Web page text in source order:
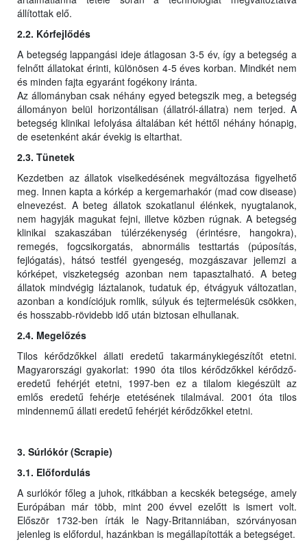
állítottak elő.
2.2. Kórfejlődés
A betegség lappangási ideje átlagosan 3-5 év, így a betegség a
felnőtt állatokat érinti, különösen 4-5 éves korban. Mindkét nem
és minden fajta egyaránt fogékony iránta.
Az állományban csak néhány egyed betegszik meg, a betegség
állományon belül horizontálisan (állatról-állatra) nem terjed. A
betegség klinikai lefolyása általában két héttől néhány hónapig,
de esetenként akár évekig is eltarthat.
2.3. Tünetek
Kezdetben az állatok viselkedésének megváltozása figyelhető
meg. Innen kapta a kórkép a kergemarhakór (mad cow disease)
elnevezést. A beteg állatok szokatlanul élénkek, nyugtalanok,
nem hagyják magukat fejni, illetve közben rúgnak. A betegség
klinikai szakaszában túlérzékenység (érintésre, hangokra),
remegés, fogcsikorgatás, abnormális testtartás (púposítás,
fejlógatás), hátsó testfél gyengeség, mozgászavar jellemzi a
kórképet, viszketegség azonban nem tapasztalható. A beteg
állatok mindvégig láztalanok, tudatuk ép, étvágyuk változatlan,
azonban a kondíciójuk romlik, súlyuk és tejtermelésük csökken,
és hosszabb-rövidebb idő után biztosan elhullanak.
2.4. Megelőzés
Tilos kérődzőkkel állati eredetű takarmánykiegészítőt etetni.
Magyarországi gyakorlat: 1990 óta tilos kérődzőkkel kérődző-
eredetű fehérjét etetni, 1997-ben ez a tilalom kiegészült az
emlős eredetű fehérje etetésének tilalmával. 2001 óta tilos
mindennemű állati eredetű fehérjét kérődzőkkel etetni.
3. Súrlókór (Scrapie)
3.1. Előfordulás
A surlókór főleg a juhok, ritkábban a kecskék betegsége, amely
Európában már több, mint 200 évvel ezelőtt is ismert volt.
Először 1732-ben írták le Nagy-Britanniában, szórványosan
jelenleg is előfordul, hazánkban is megállapították a betegséget.